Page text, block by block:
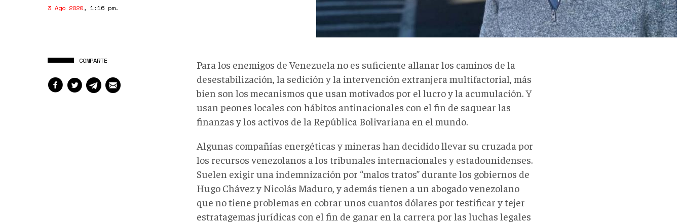
3 Ago 2020, 1:16 pm.
COMPARTE
Para los enemigos de Venezuela no es suficiente allanar los caminos de la
desestabilización, la sedición y la intervención extranjera multifactorial, más
bien son los mecanismos que usan motivados por el lucro y la acumulación. Y
usan peones locales con hábitos antinacionales con el fin de saquear las
finanzas y los activos de la República Bolivariana en el mundo.
Algunas compañías energéticas y mineras han decidido llevar su cruzada por
los recursos venezolanos a los tribunales internacionales y estadounidenses.
Suelen exigir una indemnización por “malos tratos” durante los gobiernos de
Hugo Chávez y Nicolás Maduro, y además tienen a un abogado venezolano
que no tiene problemas en cobrar unos cuantos dólares por testificar y tejer
estratagemas jurídicas con el fin de ganar en la carrera por las luchas legales